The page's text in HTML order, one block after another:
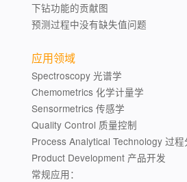
下钻功能的贡献图
预测过程中没有缺失值问题
应用领域
Spectroscopy 光谱学
Chemometrics 化学计量学
Sensormetrics 传感学
Quality Control 质量控制
Process Analytical Technology 过程
Product Development 产品开发
常规应用：